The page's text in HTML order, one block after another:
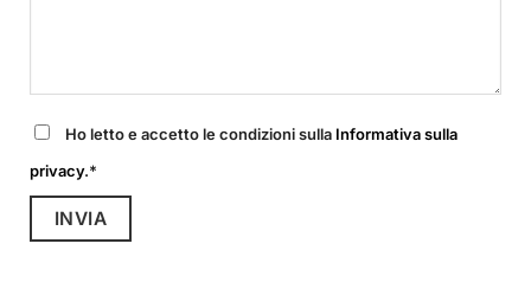
Ho letto e accetto le condizioni sulla Informativa sulla
privacy.*